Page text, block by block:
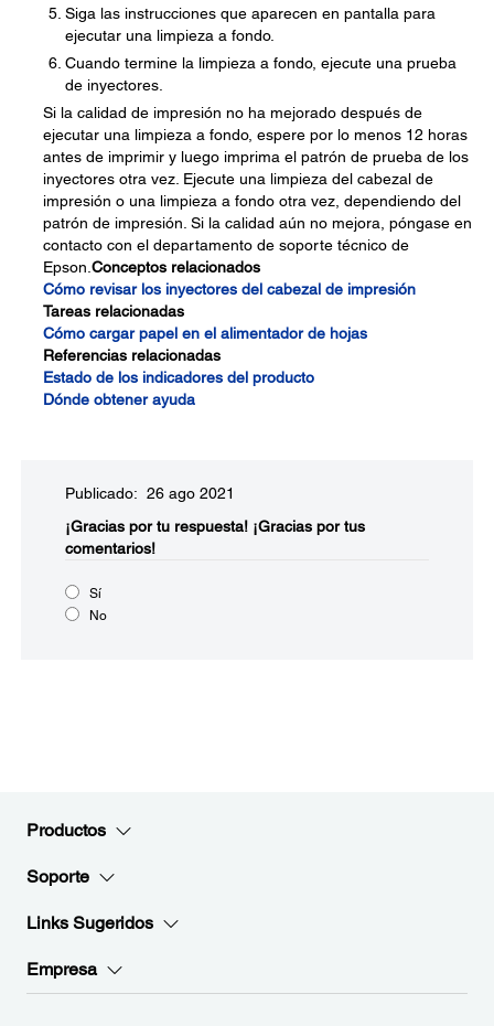
Siga las instrucciones que aparecen en pantalla para
ejecutar una limpieza a fondo.
Cuando termine la limpieza a fondo, ejecute una prueba
de inyectores.
Si la calidad de impresión no ha mejorado después de
ejecutar una limpieza a fondo, espere por lo menos 12 horas
antes de imprimir y luego imprima el patrón de prueba de los
inyectores otra vez. Ejecute una limpieza del cabezal de
impresión o una limpieza a fondo otra vez, dependiendo del
patrón de impresión. Si la calidad aún no mejora, póngase en
contacto con el departamento de soporte técnico de
Epson. Conceptos relacionados
Cómo revisar los inyectores del cabezal de impresión
Tareas relacionadas
Cómo cargar papel en el alimentador de hojas
Referencias relacionadas
Estado de los indicadores del producto
Dónde obtener ayuda
Publicado: 26 ago 2021
¡Gracias por tu respuesta! ¡Gracias por tus
comentarios!
Sí
No
Productos
Soporte
Links Sugeridos
Empresa